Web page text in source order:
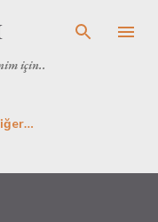
için..